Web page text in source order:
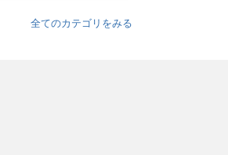
全てのカテゴリをみる